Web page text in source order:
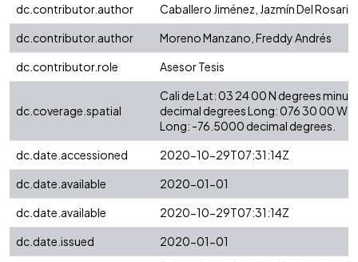
dc.contributor.author
Caballero Jiménez, Jazmín Del Rosario
dc.contributor.author
Moreno Manzano, Freddy Andrés
dc.contributor.role
Asesor Tesis
dc.coverage.spatial
Cali de Lat: 03 24 00 N degrees
decimal degrees Long: 076 30 00 W
Long: -76.5000 decimal degrees.
dc.date.accessioned
2020-10-29T07:31:14Z
dc.date.available
2020-01-01
dc.date.available
2020-10-29T07:31:14Z
dc.date.issued
2020-01-01